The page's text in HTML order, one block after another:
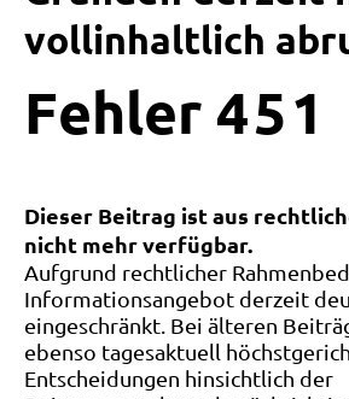
vollinhaltlich
Fehler 4 5 1
Dieser Beitrag ist aus
nicht mehr verfügbar.
Aufgrund rechtlicher
Informationsangebot derzeit
eingeschränkt. Bei älteren
ebenso tagesaktuell
Entscheidungen hinsichtlich der